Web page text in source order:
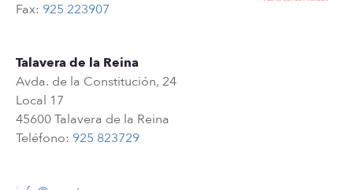
Fax: 925 223907
Talavera de la Reina
Avda. de la Constitución, 24
Local 17
45600 Talavera de la Reina
Teléfono: 925 823729